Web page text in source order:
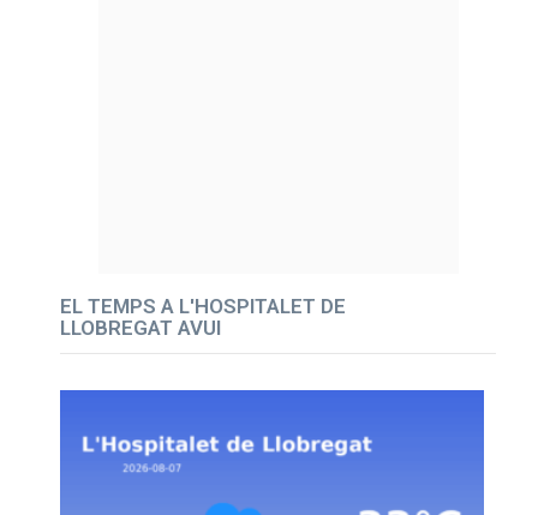
EL TEMPS A L'HOSPITALET DE
LLOBREGAT AVUI